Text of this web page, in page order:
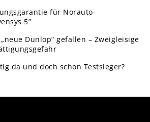
für Norauto-
5”
Dunlop“ gefallen – Zweigleisige
da und doch schon Testsieger?